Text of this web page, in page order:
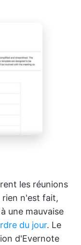
les réunions
rien n'est fait,
une mauvaise
du jour. Le
d'Evernote